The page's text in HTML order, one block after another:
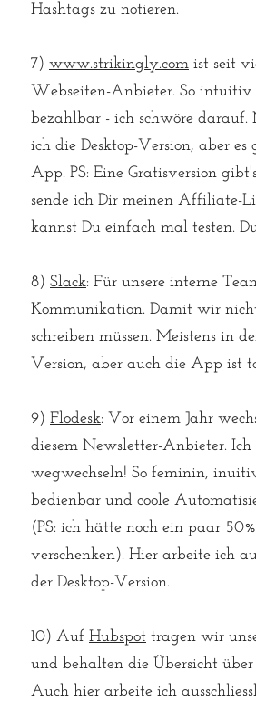
Hashtags zu notieren.⁠
7) www.strikingly.com ist seit
Webseiten-Anbieter. So intuitiv
bezahlbar - ich schwöre darauf.
ich die Desktop-Version, aber
App. PS: Eine Gratisversion
sende ich Dir meinen Affiliate-
kannst Du einfach mal testen.
⁠⁠8) Slack: Für unsere interne
Kommunikation. Damit wir
schreiben müssen. Meistens in
Version, aber auch die App ist
⁠⁠9) Flodesk: Vor einem Jahr
diesem Newsletter-Anbieter.
wegwechseln! So feminin,
bedienbar und coole
(PS: ich hätte noch ein paar
verschenken). Hier arbeite ich
der Desktop-Version.
⁠⁠10) Auf Hubspot tragen wir
und behalten die Übersicht über
Auch hier arbeite ich